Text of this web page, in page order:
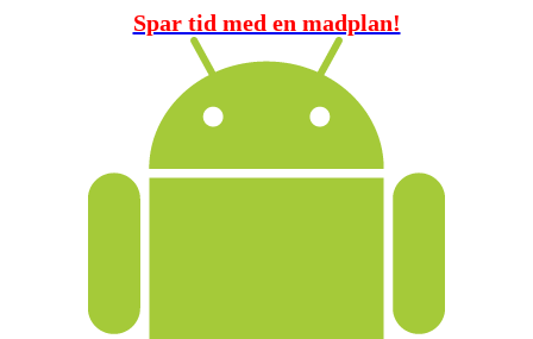
Spar tid med en madplan!